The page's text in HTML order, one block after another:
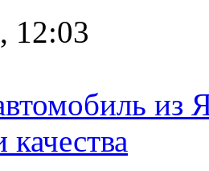
12:03
из
качества